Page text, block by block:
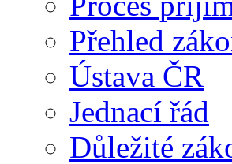
Přehled
Ústava ČR
Jednací řád
Důležité